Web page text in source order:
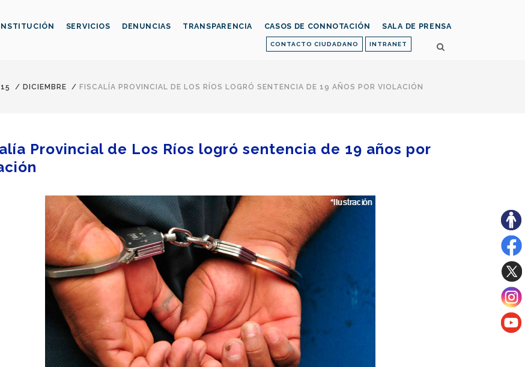
CONTACTO CIUDADANO INTRANET
INSTITUCIÓN SERVICIOS DENUNCIAS TRANSPARENCIA CASOS DE CONNOTACIÓN SALA DE PRENSA
/ DICIEMBRE / FISCALÍA PROVINCIAL DE LOS RÍOS LOGRÓ SENTENCIA DE 19 AÑOS POR VIOLACIÓN
Provincial de Los Ríos logró sentencia de 19 años por